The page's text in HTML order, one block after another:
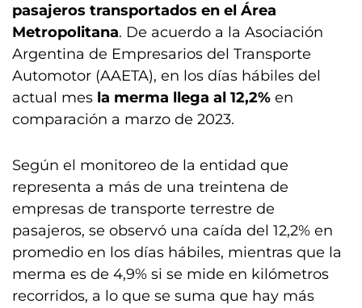
pasajeros transportados en el Área
Metropolitana. De acuerdo a la Asociación
Argentina de Empresarios del Transporte
Automotor (AAETA), en los días hábiles del
actual mes la merma llega al 12,2% en
comparación a marzo de 2023.
Según el monitoreo de la entidad que
representa a más de una treintena de
empresas de transporte terrestre de
pasajeros, se observó una caída del 12,2% en
promedio en los días hábiles, mientras que la
merma es de 4,9% si se mide en kilómetros
recorridos, a lo que se suma que hay más